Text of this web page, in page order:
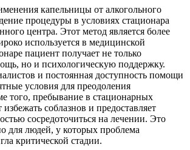
капельницы от алкогольного
процедуры в условиях стационара
центра. Этот метод является более
используется в медицинской
пациент получает не только
но и психологическую поддержку.
и постоянная доступность помощи
условия для преодоления
того, пребывание в стационарных
соблазнов и предоставляет
сосредоточиться на лечении. Это
для людей, у которых проблема
критической стадии.